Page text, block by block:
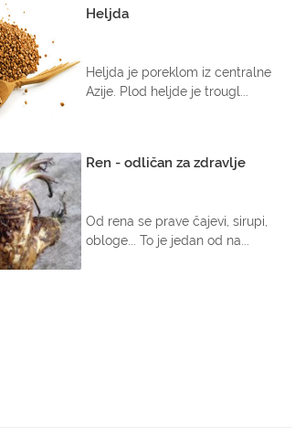
Heljda
Heljda je poreklom iz centralne
Azije. Plod heljde je trougl...
Ren - odličan za zdravlje
Od rena se prave čajevi, sirupi,
obloge... To je jedan od na...